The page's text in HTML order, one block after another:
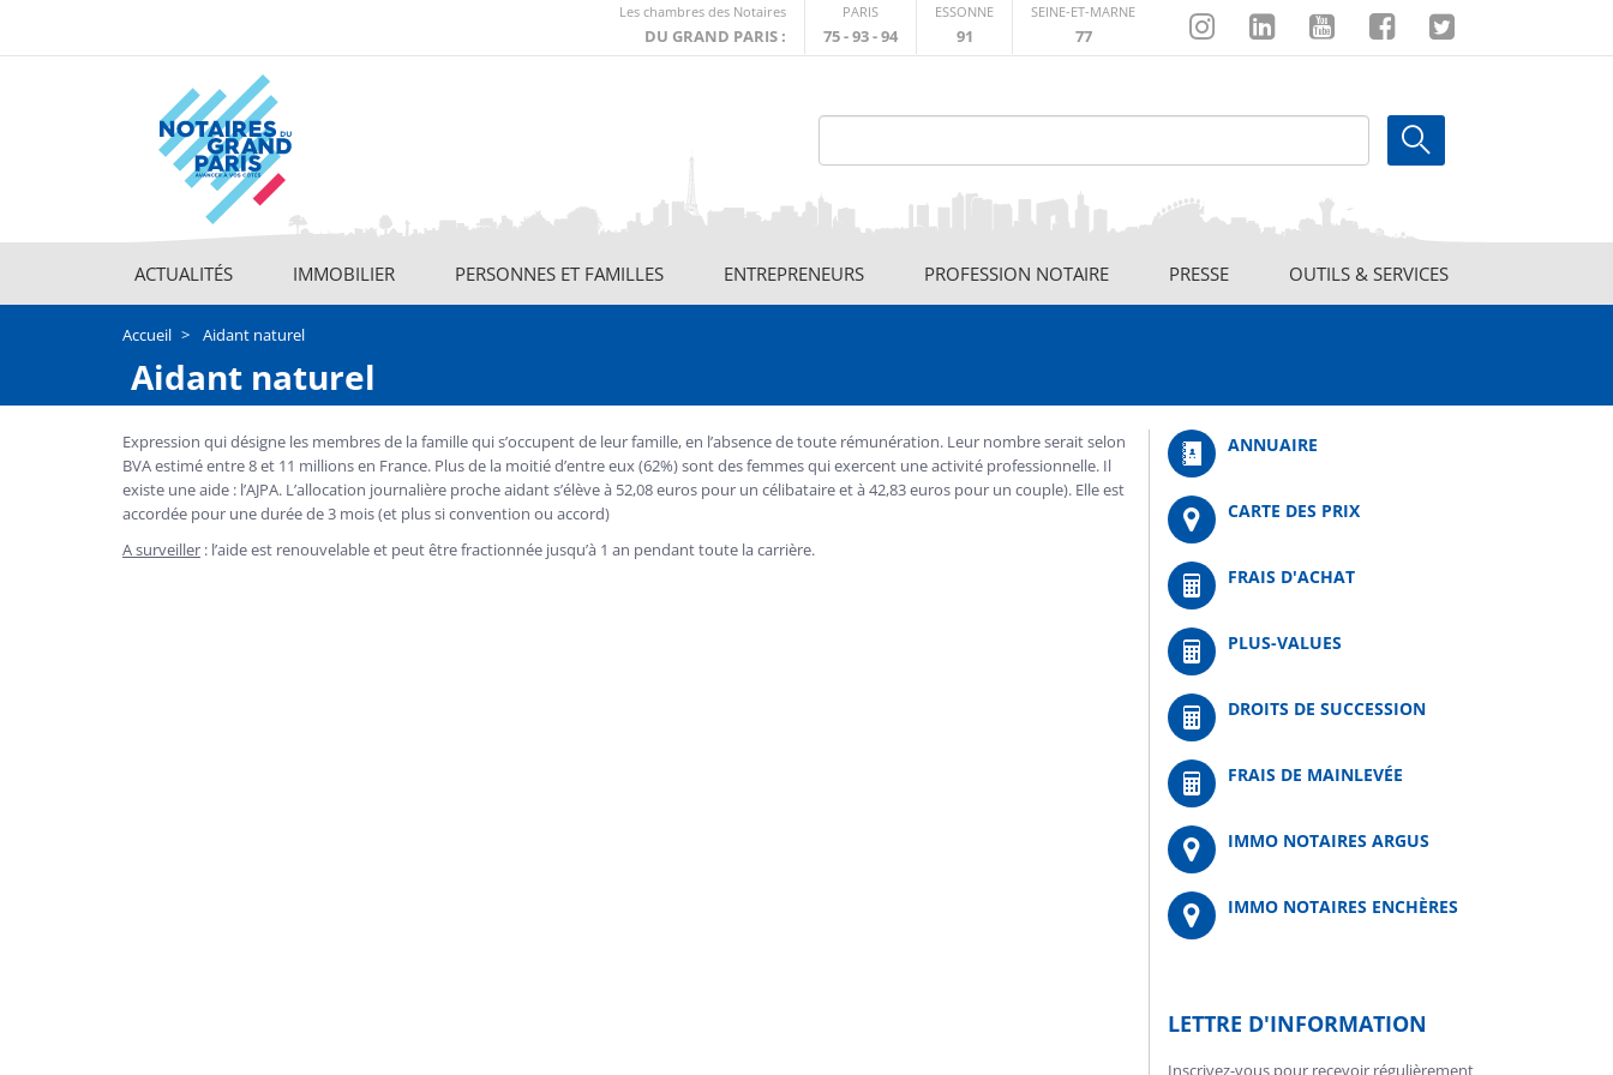
contenu
Les chambres des Notaires
DU GRAND PARIS :
externe
PARIS
75 - 93 - 94
ESSONNE
91
SEINE-ET-MARNE
77
InstagramLinkedinYoutubeFacebookTwitter
navigation
ACTUALITÉS IMMOBILIER PERSONNES ET FAMILLES ENTREPRENEURS PROFESSION NOTAIRE PRESSE OUTILS & SERVICES
Accueil Aidant naturel
Aidant naturel
Expression qui désigne les membres de la famille qui s’occupent de leur famille, en l’absence de toute rémunération. Leur nombre serait selon
BVA estimé entre 8 et 11 millions en France. Plus de la moitié d’entre eux (62%) sont des femmes qui exercent une activité professionnelle. Il
existe une aide : l’AJPA. L’allocation journalière proche aidant s’élève à 52,08 euros pour un célibataire et à 42,83 euros pour un couple). Elle est
accordée pour une durée de 3 mois (et plus si convention ou accord)
A surveiller : l’aide est renouvelable et peut être fractionnée jusqu’à 1 an pendant toute la carrière.
ANNUAIRE
CARTE DES PRIX
FRAIS D'ACHAT
PLUS-VALUES
DROITS DE SUCCESSION
FRAIS DE MAINLEVÉE
IMMO NOTAIRES ARGUS
IMMO NOTAIRES ENCHÈRES
LETTRE D'INFORMATION
Inscrivez-vous pour recevoir régulièrement